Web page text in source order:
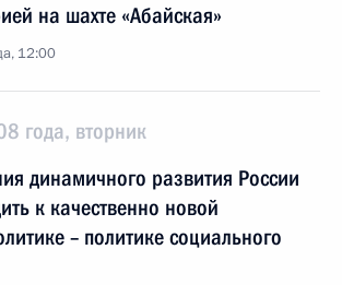
на шахте «Абайская»
12:00
года, вторник
динамичного развития России
к качественно новой
– политике социального